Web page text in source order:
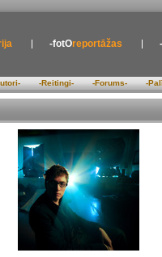
-fotOreportāžas
-Reitingi- -Forums- -